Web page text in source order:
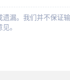
漏。我们并不保证
。